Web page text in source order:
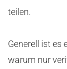
teilen.
Generell ist es
warum nur